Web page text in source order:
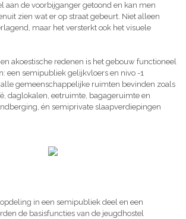
aan de voorbijganger getoond en kan men
zien wat er op straat gebeurt. Niet alleen
maar het versterkt ook het visuele
akoestische redenen is het gebouw functioneel
een semipubliek gelijkvloers en nivo -1
gemeenschappelijke ruimten bevinden zoals
daglokalen, eetruimte, bagageruimte en
én semiprivate slaapverdiepingen
in een semipubliek deel en een
de basisfuncties van de jeugdhostel